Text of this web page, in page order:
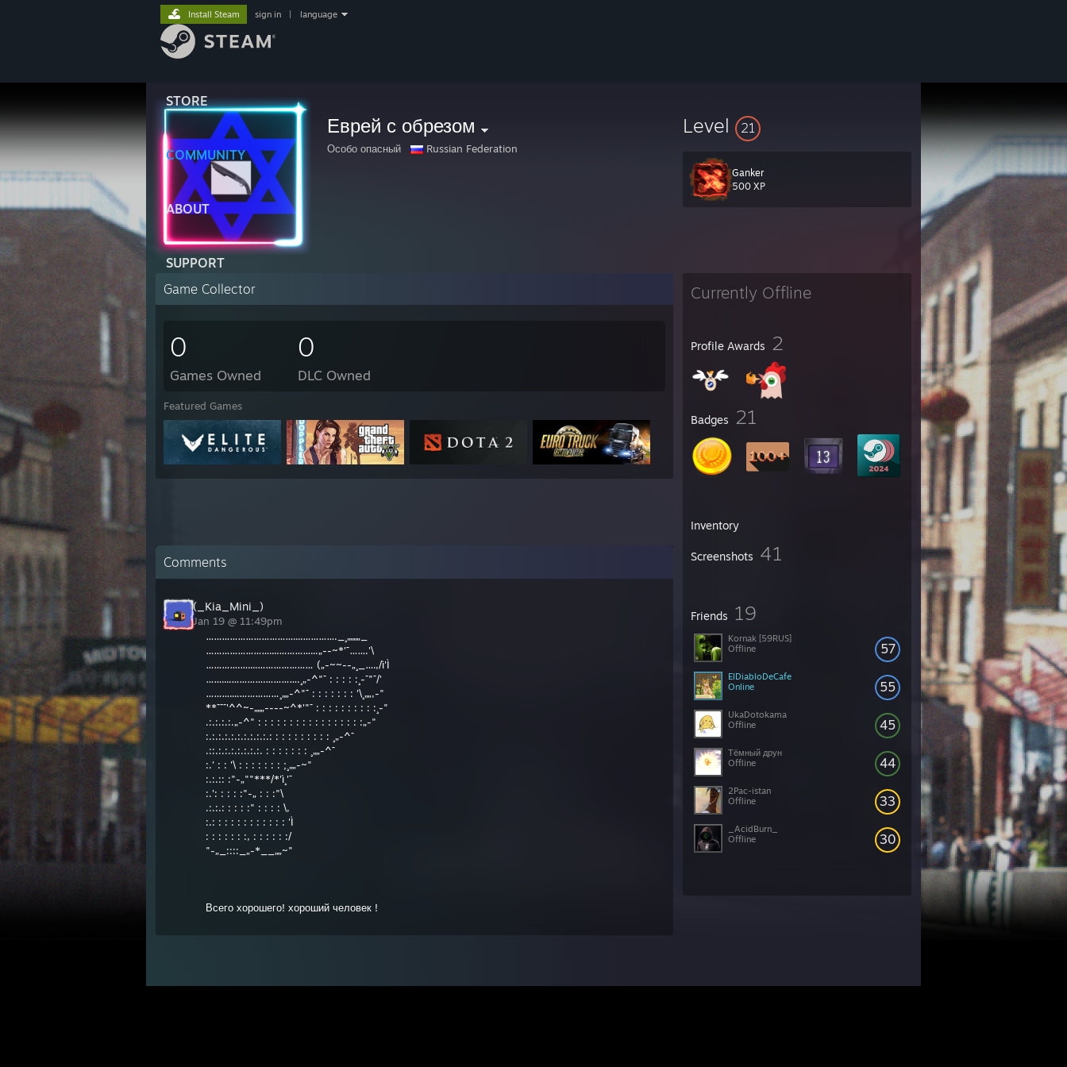
STORE
COMMUNITY
ABOUT
SUPPORT
Install Steam sign in language
Еврей с обрезом
Особо опасный Russian Federation
Level 21
Ganker
500 XP
Currently Offline
Profile Awards 2
Badges 21
Inventory
Screenshots 41
Friends 19
57
Kornak [59RUS]
Offline
55
ElDiabloDeCafe
Online
45
UkaDotokama
Offline
44
Тёмный друн
Offline
33
2Pac-istan
Offline
30
_AcidBurn_
Offline
Game Collector
0
Games Owned
0
DLC Owned
Featured Games
Comments
(_Kia_Mini_)
Jan 19 @ 11:49pm
……………………………....…………._¸„„„„_
……………………....…………...„--~*'¯…….'\
………….…....………………… („-~~--„¸_….,/ì'Ì
……....………….………….¸„-^"¯ : : : : :¸-¯"¯/'
………....……………¸„„-^"¯ : : : : : : : '\¸„„,-"
**¯¯¯'^^~-„„„----~^*'"¯ : : : : : : : : : :¸-"
.:.:.:.:.„-^" : : : : : : : : : : : : : : : : :„-"
:.:.:.:.:.:.:.:.:.:.: : : : : : : : : : ¸„-^¯
.::.:.:.:.:.:.:.:. : : : : : : : ¸„„-^¯
:.' : : '\ : : : : : : : ;¸„„-~"
:.:.:: :"-„""***/*'ì¸'¯
:.': : : : :"-„ : : :"\
.:.:.: : : : :" : : : : \,
:.: : : : : : : : : : : : 'Ì
: : : : : : :, : : : : : :/
"-„_::::_„-*__„„~"
Всего хорошего! хороший человек !